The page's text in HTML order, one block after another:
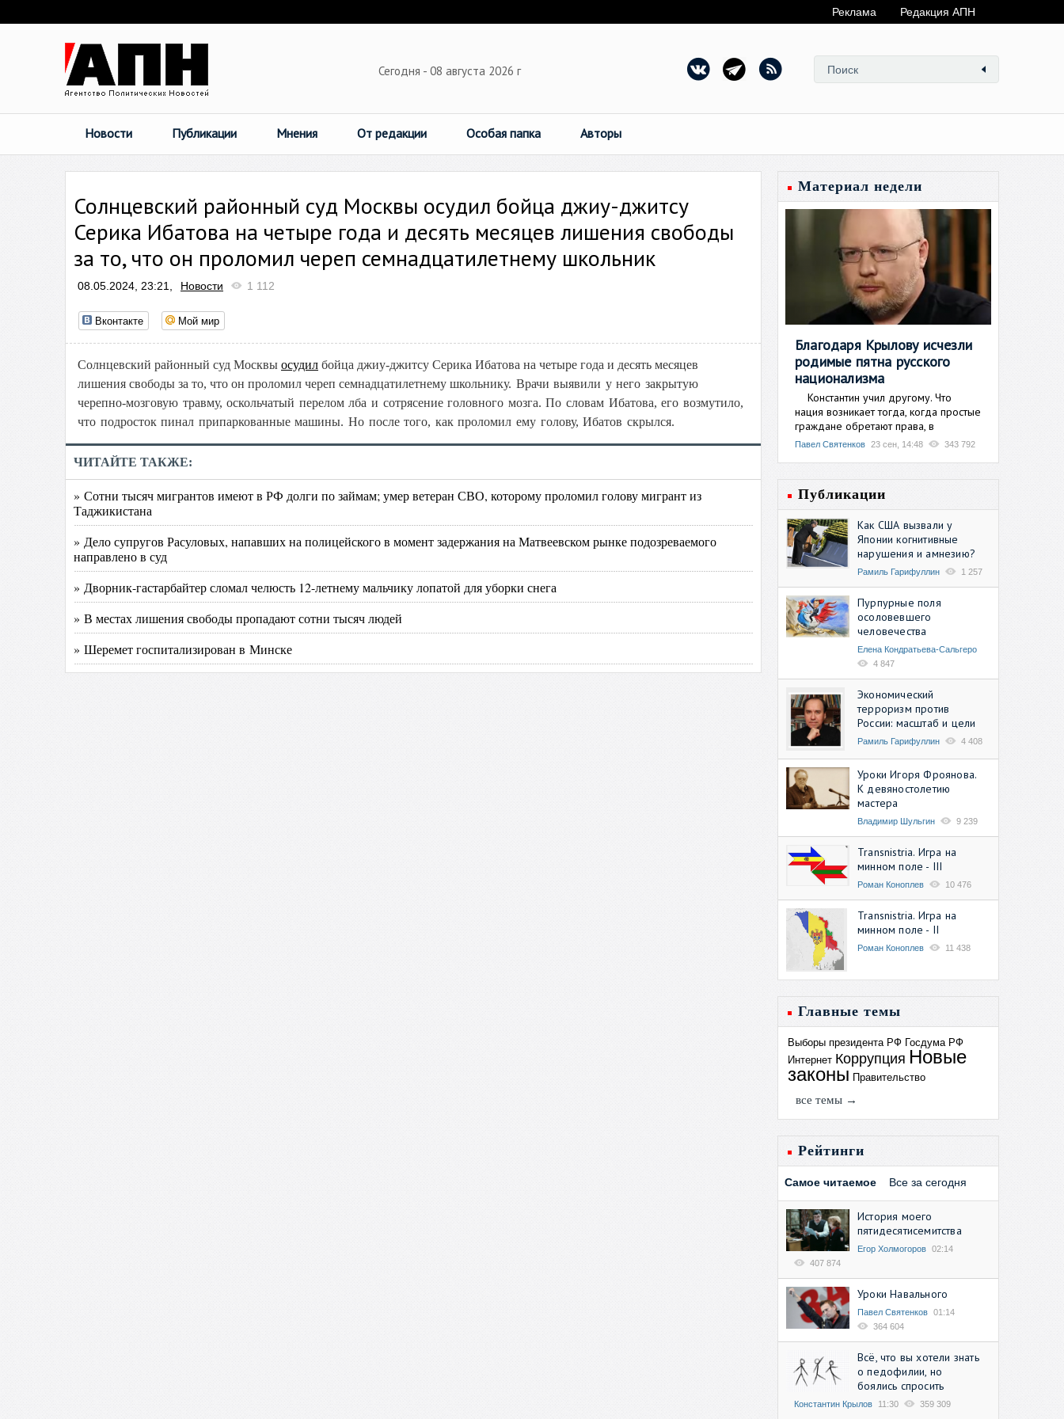
Реклама Редакция АПН
Сегодня - 08 августа 2026 г
Новости Публикации Мнения От редакции Особая папка Авторы
Солнцевский районный суд Москвы осудил бойца джиу-джитсу
Серика Ибатова на четыре года и десять месяцев лишения свободы
за то, что он проломил череп семнадцатилетнему школьник
08.05.2024, 23:21, Новости 1 112
Вконтакте Мой мир
Солнцевский районный суд Москвы осудил бойца джиу-джитсу Серика Ибатова на четыре года и десять месяцев
лишения свободы за то, что он проломил череп семнадцатилетнему школьнику. Врачи выявили у него закрытую
черепно-мозговую травму, оскольчатый перелом лба и сотрясение головного мозга. По словам Ибатова, его возмутило,
что подросток пинал припаркованные машины. Но после того, как проломил ему голову, Ибатов скрылся.
ЧИТАЙТЕ ТАКЖЕ:
» Сотни тысяч мигрантов имеют в РФ долги по займам; умер ветеран СВО, которому проломил голову мигрант из
Таджикистана
» Дело супругов Расуловых, напавших на полицейского в момент задержания на Матвеевском рынке подозреваемого
направлено в суд
» Дворник-гастарбайтер сломал челюсть 12-летнему мальчику лопатой для уборки снега
» В местах лишения свободы пропадают сотни тысяч людей
» Шеремет госпитализирован в Минске
Материал недели
Благодаря Крылову исчезли
родимые пятна русского
национализма
Константин учил другому. Что
нация возникает тогда, когда простые
граждане обретают права, в
Павел Святенков 23 сен, 14:48 343 792
Публикации
Как США вызвали у
Японии когнитивные
нарушения и амнезию?
Рамиль Гарифуллин 1 257
Пурпурные поля
осоловевшего
человечества
Елена Кондратьева-Сальгеро
4 847
Экономический
терроризм против
России: масштаб и цели
Рамиль Гарифуллин 4 408
Уроки Игоря Фроянова.
К девяностолетию
мастера
Владимир Шульгин 9 239
Transnistria. Игра на
минном поле - III
Роман Коноплев 10 476
Transnistria. Игра на
минном поле - II
Роман Коноплев 11 438
Главные темы
Выборы президента РФ Госдума РФ
Интернет Коррупция Новые
законы Правительство
все темы →
Рейтинги
Самое читаемое Все за сегодня
История моего
пятидесятисемитства
Егор Холмогоров 02:14
407 874
Уроки Навального
Павел Святенков 01:14
364 604
Всё, что вы хотели знать
о педофилии, но
боялись спросить
Константин Крылов 11:30 359 309